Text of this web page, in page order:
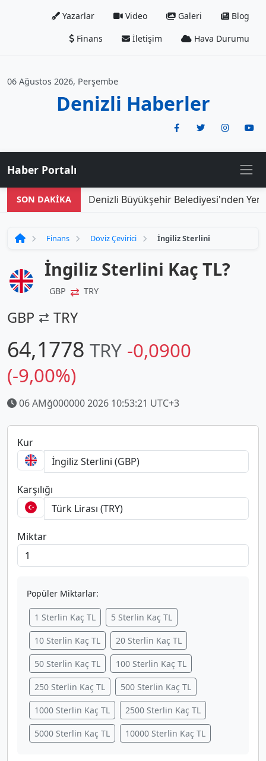
Yazarlar Video Galeri
Blog
Finans
İletişim Hava Durumu
06 Ağustos 2026, Perşembe
Denizli Haberler
Haber Portalı
SON DAKİKA Denizli Büyükşehir Belediyesi'nden
Finans Döviz Çevirici İngiliz Sterlini
İngiliz Sterlini Kaç TL?
GBP ⇄ TRY
GBP TRY
64,1778 TRY -0,0900
(-9,00%)
06 AMğ000000 2026 10:53:21 UTC+3
Kur
Karşılığı
Miktar
Popüler Miktarlar:
1 Sterlin Kaç TL 5 Sterlin Kaç TL
10 Sterlin Kaç TL 20 Sterlin Kaç TL
50 Sterlin Kaç TL 100 Sterlin Kaç TL
250 Sterlin Kaç TL 500 Sterlin Kaç TL
1000 Sterlin Kaç TL 2500 Sterlin Kaç TL
5000 Sterlin Kaç TL 10000 Sterlin Kaç TL